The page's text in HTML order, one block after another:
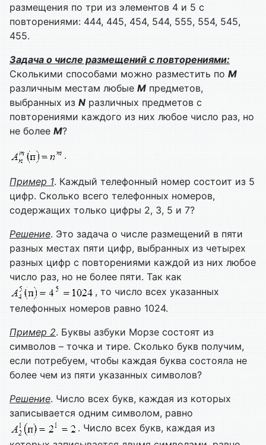
размещения по три из элементов 4 и 5 с
повторениями: 444, 445, 454, 544, 555, 554, 545,
455.
Задача о числе размещений с повторениями:
Сколькими способами можно разместить по M
различным местам любые M предметов,
выбранных из N различных предметов с
повторениями каждого из них любое число раз, но
не более M?
.
Пример 1. Каждый телефонный номер состоит из 5
цифр. Сколько всего телефонных номеров,
содержащих только цифры 2, 3, 5 и 7?
Решение. Это задача о числе размещений в пяти
разных местах пяти цифр, выбранных из четырех
разных цифр с повторениями каждой из них любое
число раз, но не более пяти. Так как
, то число всех указанных
телефонных номеров равно 1024.
Пример 2. Буквы азбуки Морзе состоят из
символов – точка и тире. Сколько букв получим,
если потребуем, чтобы каждая буква состояла не
более чем из пяти указанных символов?
Решение. Число всех букв, каждая из которых
записывается одним символом, равно
. Число всех букв, каждая из